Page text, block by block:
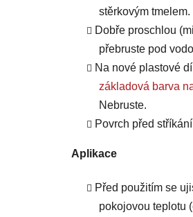
stěrkovým tmelem.
Dobře proschlou
přebruste pod
Na nové plastové
základová barva
Nebruste.
Povrch před
Aplikace
Před použitím se
pokojovou teplotu